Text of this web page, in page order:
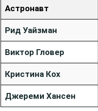
Астронавт
Рид Уайзман
Виктор Гловер
Кристина Кох
Джереми Хансен